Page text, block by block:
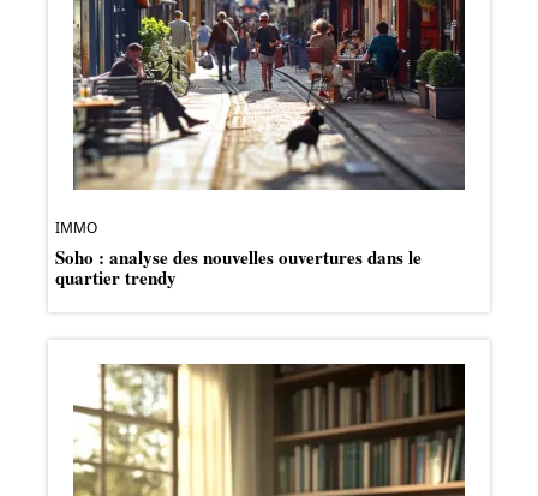
IMMO
Soho : analyse des nouvelles ouvertures dans le
quartier trendy